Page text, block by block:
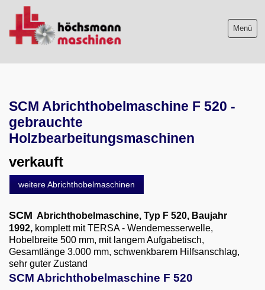
Menü
Maschinenankauf
Shop
Videos
Service
Wir über uns
06103-9744-0
Email
SCM Abrichthobelmaschine F 520 -
gebrauchte
Holzbearbeitungsmaschinen
verkauft
weitere Abrichthobelmaschinen
SCM Abrichthobelmaschine, Typ F 520, Baujahr
1992, komplett mit TERSA - Wendemesserwelle,
Hobelbreite 500 mm, mit langem Aufgabetisch,
Gesamtlänge 3.000 mm, schwenkbarem Hilfsanschlag,
sehr guter Zustand
SCM Abrichthobelmaschine F 520